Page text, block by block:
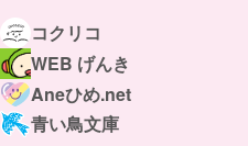
コクリコ
WEB げんき
Aneひめ.net
青い鳥文庫